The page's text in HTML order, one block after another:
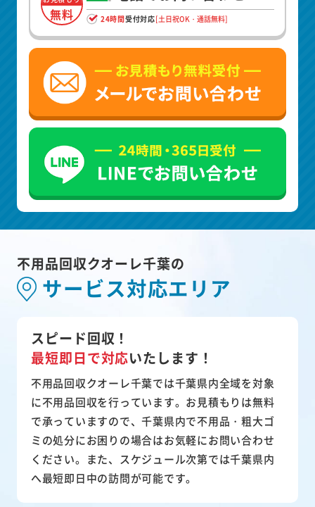
無料 24時間受付対応[土日祝OK・通話無料]
不用品回収クオーレ千葉の
サービス対応エリア
スピード回収！
最短即日で対応いたします！
不用品回収クオーレ千葉では千葉県内全域を対象
に不用品回収を行っています。お見積もりは無料
で承っていますので、千葉県内で不用品・粗大ゴ
ミの処分にお困りの場合はお気軽にお問い合わせ
ください。また、スケジュール次第では千葉県内
へ最短即日中の訪問が可能です。